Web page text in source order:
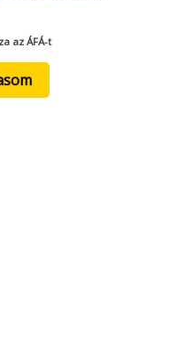
az ÁFÁ-t